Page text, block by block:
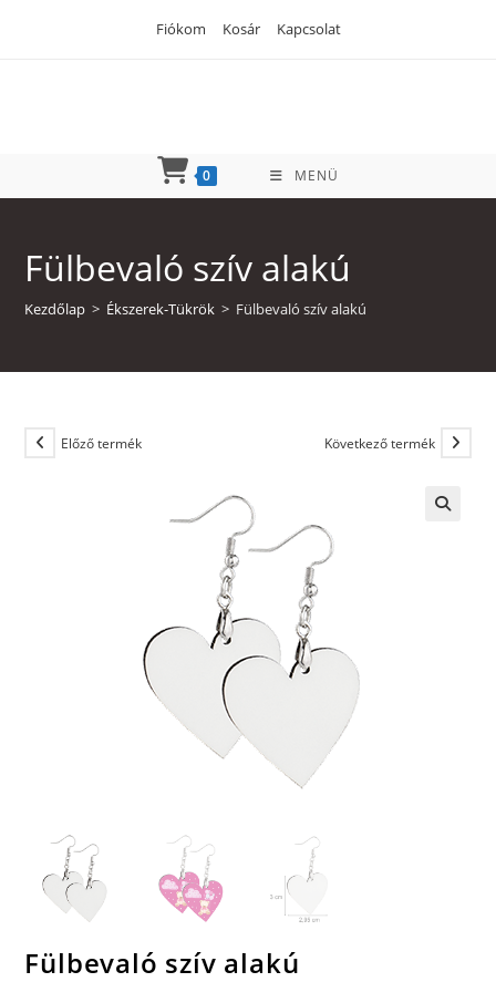
Fiókom Kosár Kapcsolat
0 MENÜ
Fülbevaló szív alakú
Kezdőlap > Ékszerek-Tükrök > Fülbevaló szív alakú
Előző termék Következő termék
Fülbevaló szív alakú